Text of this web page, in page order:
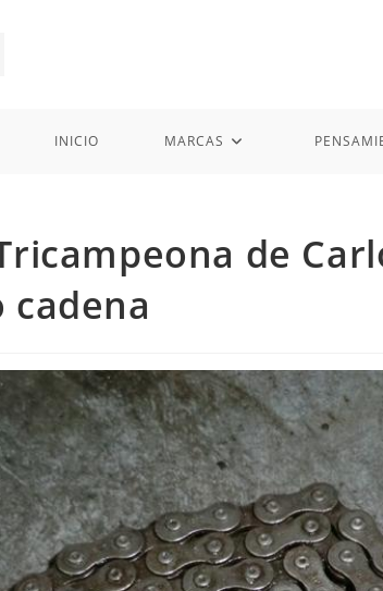
BÚSQUEDA
INICIO MARCAS
de
cadena